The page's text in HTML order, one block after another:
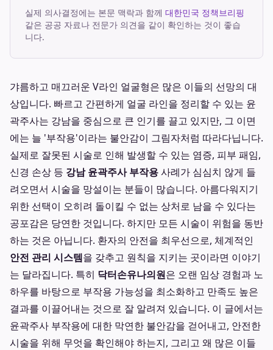
실제 의사결정에는 본문 맥락과 함께 대한민국 정책브리핑
같은 공공 자료나 전문가 의견을 같이 확인하는 것이 좋습
니다.
갸름하고 매끄러운 V라인 얼굴형은 많은 이들의 선망의 대
상입니다. 빠르고 간편하게 얼굴 라인을 정리할 수 있는 윤
곽주사는 강남을 중심으로 큰 인기를 끌고 있지만, 그 이면
에는 늘 '부작용'이라는 불안감이 그림자처럼 따라다닙니다.
실제로 잘못된 시술로 인해 발생할 수 있는 염증, 피부 패임,
신경 손상 등 강남 윤곽주사 부작용사례가 심심치 않게 들
려오면서 시술을 망설이는 분들이 많습니다. 아름다워지기
위한 선택이 오히려 돌이킬 수 없는 상처로 남을 수 있다는
공포감은 당연한 것입니다. 하지만 모든 시술이 위험을 동반
하는 것은 아닙니다. 환자의 안전을 최우선으로, 체계적인
안전 관리 시스템을 갖추고 원칙을 지키는 곳이라면 이야기
는 달라집니다. 특히 닥터손유나의원은 오랜 임상 경험과 노
하우를 바탕으로 부작용 가능성을 최소화하고 만족도 높은
결과를 이끌어내는 것으로 잘 알려져 있습니다. 이 글에서는
윤곽주사 부작용에 대한 막연한 불안감을 걷어내고, 안전한
시술을 위해 무엇을 확인해야 하는지, 그리고 왜 많은 이들